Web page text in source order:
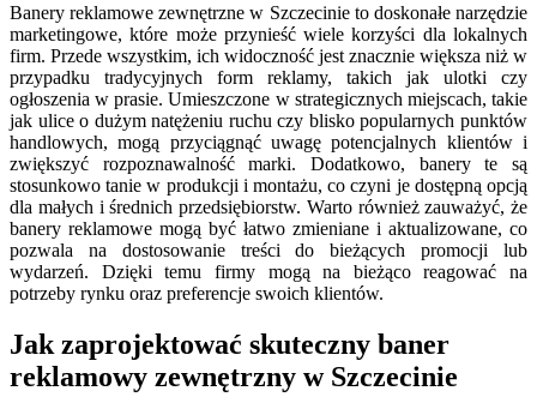
Banery reklamowe zewnętrzne w Szczecinie to doskonałe narzędzie
marketingowe, które może przynieść wiele korzyści dla lokalnych
firm. Przede wszystkim, ich widoczność jest znacznie większa niż w
przypadku tradycyjnych form reklamy, takich jak ulotki czy
ogłoszenia w prasie. Umieszczone w strategicznych miejscach, takie
jak ulice o dużym natężeniu ruchu czy blisko popularnych punktów
handlowych, mogą przyciągnąć uwagę potencjalnych klientów i
zwiększyć rozpoznawalność marki. Dodatkowo, banery te są
stosunkowo tanie w produkcji i montażu, co czyni je dostępną opcją
dla małych i średnich przedsiębiorstw. Warto również zauważyć, że
banery reklamowe mogą być łatwo zmieniane i aktualizowane, co
pozwala na dostosowanie treści do bieżących promocji lub
wydarzeń. Dzięki temu firmy mogą na bieżąco reagować na
potrzeby rynku oraz preferencje swoich klientów.
Jak zaprojektować skuteczny baner
reklamowy zewnętrzny w Szczecinie